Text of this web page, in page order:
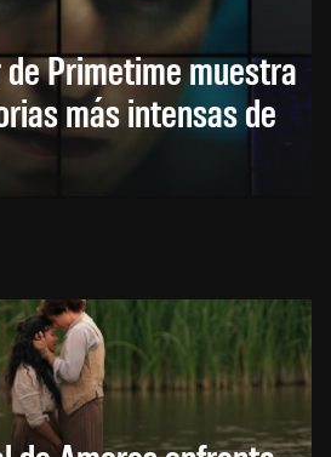
Primetime muestra
más intensas de